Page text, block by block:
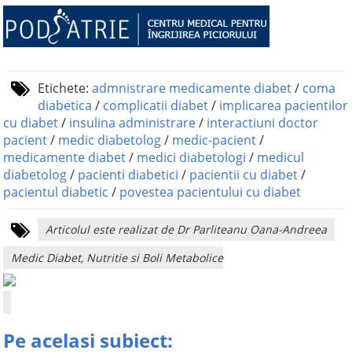
Etichete:admnistrare medicamente diabet/ coma
diabetica / complicatii diabet/ implicarea pacientilor
cu diabet/ insulina administrare/ interactiuni doctor
pacient/ medic diabetolog/ medic-pacient/
medicamente diabet/ medici diabetologi / medicul
diabetolog/ pacienti diabetici / pacientii cu diabet/
pacientul diabetic / povestea pacientului cu diabet
Articolul este realizat de Dr Parliteanu Oana-Andreea
Medic Diabet, Nutritie si Boli Metabolice
Pe acelasi subiect: